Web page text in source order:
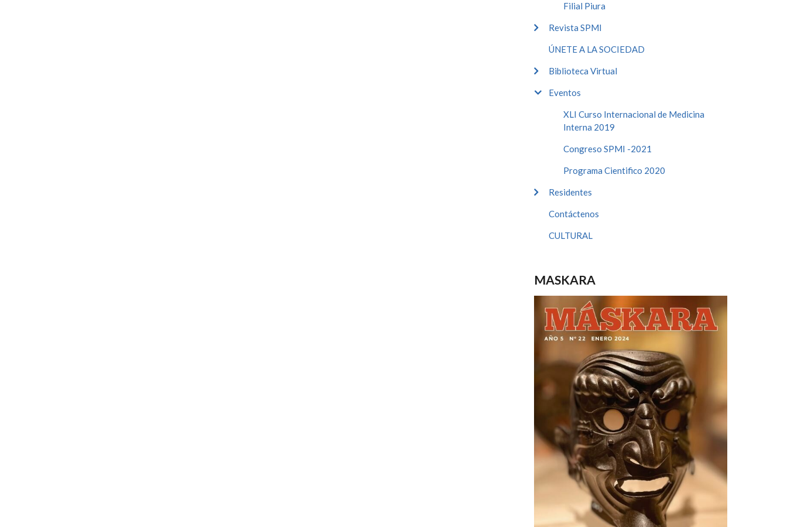
Filial Piura
Revista SPMI
ÚNETE A LA SOCIEDAD
Biblioteca Virtual
Eventos
XLI Curso Internacional de Medicina
Interna 2019
Congreso SPMI -2021
Programa Cientifico 2020
Residentes
Contáctenos
CULTURAL
MASKARA